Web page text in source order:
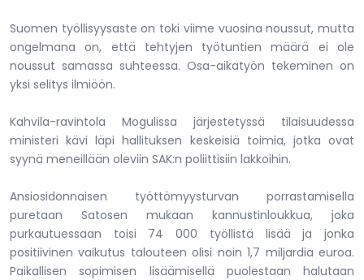
Suomen työllisyysaste on toki viime vuosina noussut, mutta
ongelmana on, että tehtyjen työtuntien määrä ei ole
noussut samassa suhteessa. Osa-aikatyön tekeminen on
yksi selitys ilmiöön.
Kahvila-ravintola Mogulissa järjestetyssä tilaisuudessa
ministeri kävi läpi hallituksen keskeisiä toimia, jotka ovat
syynä meneillään oleviin SAK:n poliittisiin lakkoihin.
Ansiosidonnaisen työttömyysturvan porrastamisella
puretaan Satosen mukaan kannustinloukkua, joka
purkautuessaan toisi 74 000 työllistä lisää ja jonka
positiivinen vaikutus talouteen olisi noin 1,7 miljardia euroa.
Paikallisen sopimisen lisäämisellä puolestaan halutaan